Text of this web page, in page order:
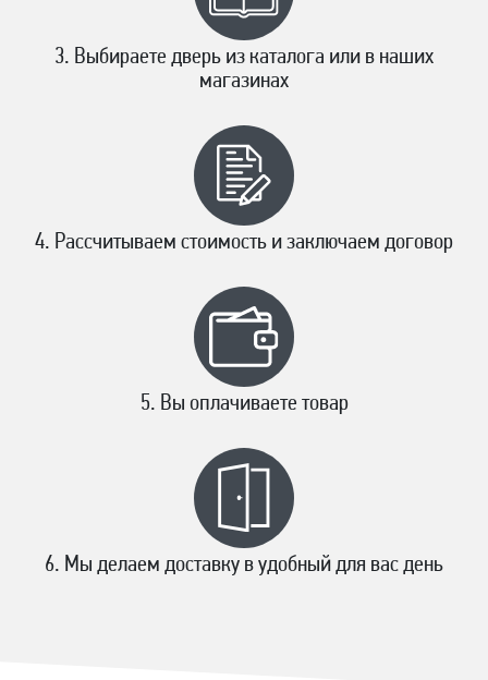
Выбираете дверь из каталога или в наших
магазинах
Рассчитываем стоимость и заключаем договор
Вы оплачиваете товар
Мы делаем доставку в удобный для вас день